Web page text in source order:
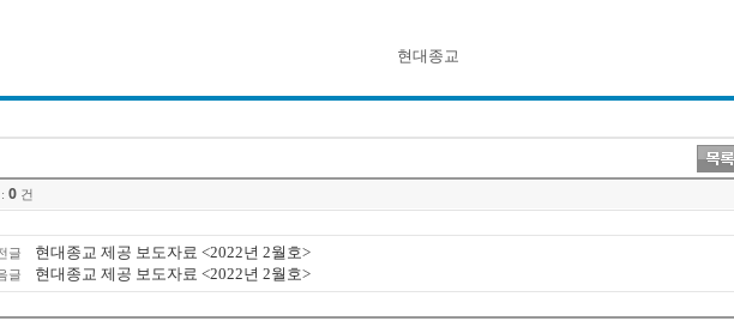
현대종교
0 건
글 현대종교 제공 보도자료 <2022년 2월호>
글 현대종교 제공 보도자료 <2022년 2월호>